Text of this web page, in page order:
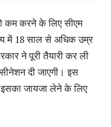
कम करने के लिए सीएम
में 18 साल से अधिक उम्र
ने पूरी तैयारी कर ली
दी जाएगी। इस
इसका जायजा लेने के लिए